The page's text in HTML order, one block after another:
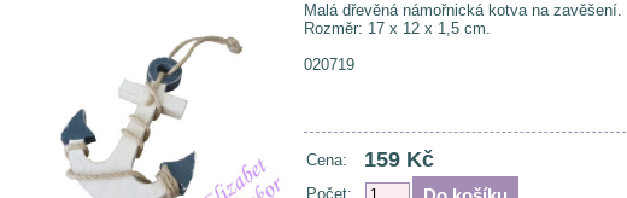
Malá dřevěná námořnická kotva na zavěšení.
Rozměr: 17 x 12 x 1,5 cm.
020719
Cena: 159 Kč
Počet: